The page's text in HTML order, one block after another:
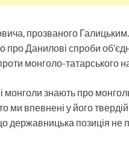
прозваного Галицьким.
Данилові спроби
монголо-татарського
знають про
ми впевнені у його
державницька позиція не